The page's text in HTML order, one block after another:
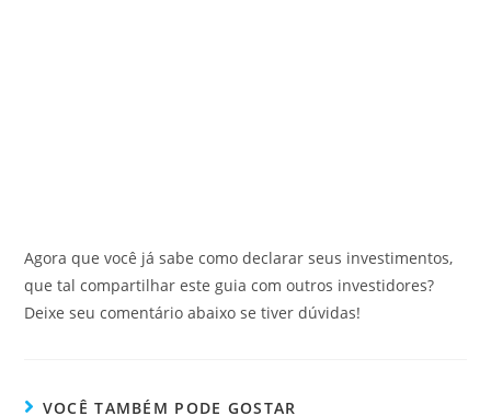
Agora que você já sabe como declarar seus investimentos,
que tal compartilhar este guia com outros investidores?
Deixe seu comentário abaixo se tiver dúvidas!
VOCÊ TAMBÉM PODE GOSTAR